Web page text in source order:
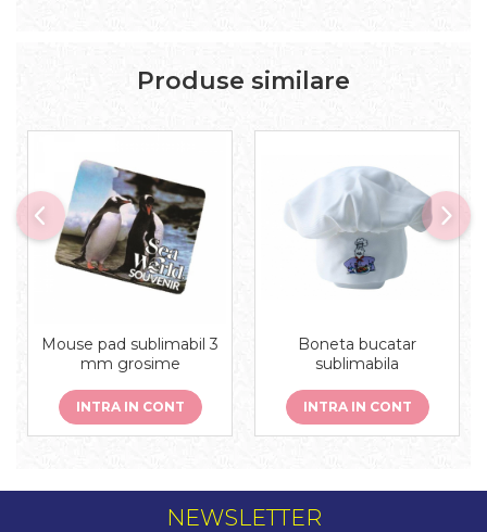
Produse similare
Mouse pad sublimabil 3
mm grosime
INTRA IN CONT
Boneta bucatar
sublimabila
INTRA IN CONT
NEWSLETTER